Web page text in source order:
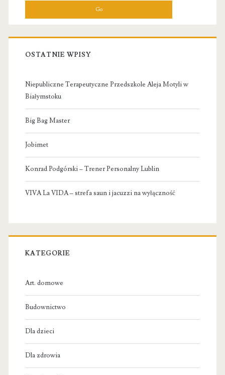
OSTATNIE WPISY
Niepubliczne Terapeutyczne Przedszkole Aleja Motyli w
Białymstoku
Big Bag Master
Jobimet
Konrad Podgórski – Trener Personalny Lublin
VIVA La VIDA – strefa saun i jacuzzi na wyłączność
KATEGORIE
Art. domowe
Budownictwo
Dla dzieci
Dla zdrowia